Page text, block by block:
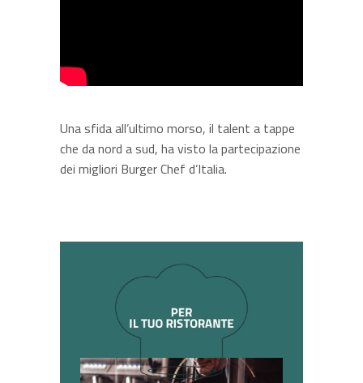
Una sfida all’ultimo morso, il talent a tappe
che da nord a sud, ha visto la partecipazione
dei migliori Burger Chef d’Italia.